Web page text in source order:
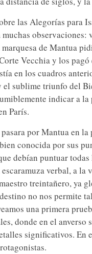
las Alegorías para
observaciones:
marquesa de Mantua
Vecchia y los
en los cuadros
sublime triunfo del
indicar a
París.
por Mantua en
conocida por sus
debían puntuar
verbal, a la
treintañero, ya
no nos permite
una primera
donde en el
significativos. En